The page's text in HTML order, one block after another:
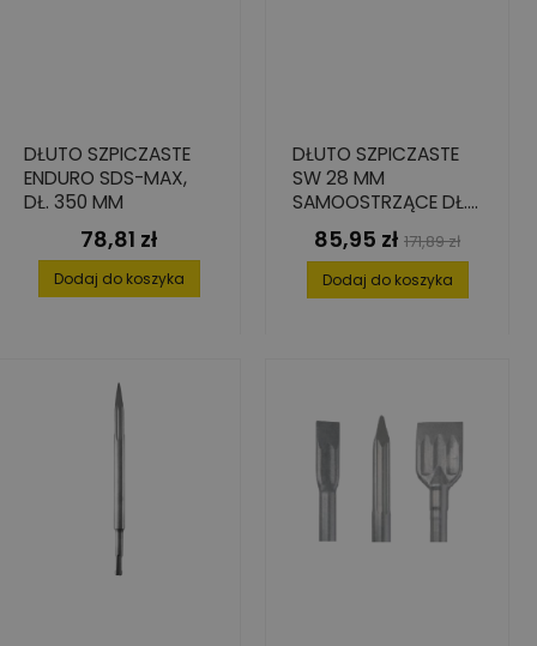
DŁUTO SZPICZASTE
ENDURO SDS-MAX,
DŁ. 350 MM
Cena
78,81 zł
Dodaj do koszyka
DŁUTO SZPICZASTE
SW 28 MM
SAMOOSTRZĄCE DŁ.
400 MM
Cena
85,95 zł Cena
podstawowa
171,89 zł
Dodaj do koszyka